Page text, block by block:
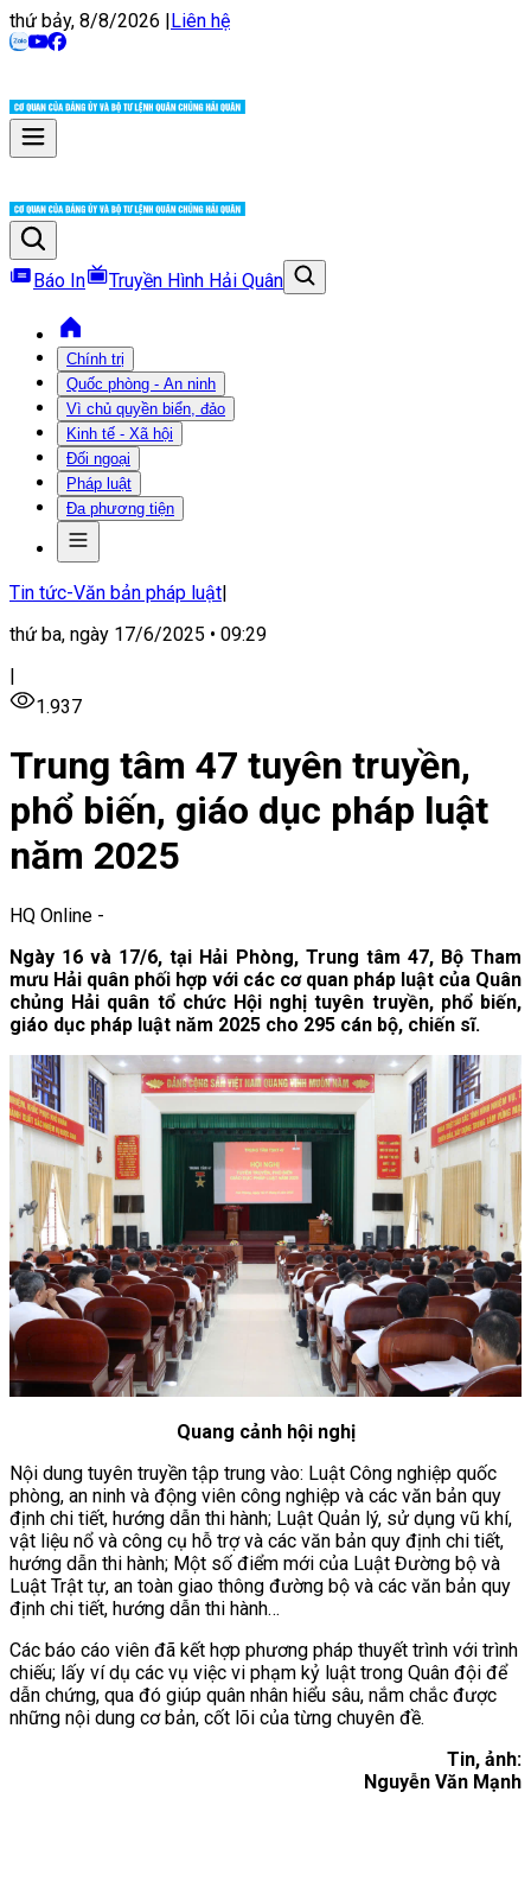
thứ bảy, 8/8/2026 |Liên hệ
Báo In Truyền Hình Hải Quân
Chính trị
Quốc phòng - An ninh
Vì chủ quyền biển, đảo
Kinh tế - Xã hội
Đối ngoại
Pháp luật
Đa phương tiện
Tin tức-Văn bản pháp luật|
thứ ba, ngày 17/6/2025 • 09:29
|
1.937
Trung tâm 47 tuyên truyền,
phổ biến, giáo dục pháp luật
năm 2025
HQ Online -
Ngày 16 và 17/6, tại Hải Phòng, Trung tâm 47, Bộ Tham
mưu Hải quân phối hợp với các cơ quan pháp luật của Quân
chủng Hải quân tổ chức Hội nghị tuyên truyền, phổ biến,
giáo dục pháp luật năm 2025 cho 295 cán bộ, chiến sĩ.
Quang cảnh hội nghị
Nội dung tuyên truyền tập trung vào: Luật Công nghiệp quốc
phòng, an ninh và động viên công nghiệp và các văn bản quy
định chi tiết, hướng dẫn thi hành; Luật Quản lý, sử dụng vũ khí,
vật liệu nổ và công cụ hỗ trợ và các văn bản quy định chi tiết,
hướng dẫn thi hành; Một số điểm mới của Luật Đường bộ và
Luật Trật tự, an toàn giao thông đường bộ và các văn bản quy
định chi tiết, hướng dẫn thi hành…
Các báo cáo viên đã kết hợp phương pháp thuyết trình với trình
chiếu; lấy ví dụ các vụ việc vi phạm kỷ luật trong Quân đội để
dẫn chứng, qua đó giúp quân nhân hiểu sâu, nắm chắc được
những nội dung cơ bản, cốt lõi của từng chuyên đề.
Tin, ảnh:
Nguyễn Văn Mạnh